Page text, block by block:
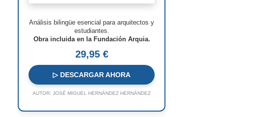
Richard Meier
Aldo Rossi
Jacques Herzog
Rem Koolhaas
Análisis bilingüe esencial para arquitectos y
estudiantes.
Obra incluida en la Fundación Arquia.
29,95 €
▷ DESCARGAR AHORA
AUTOR: JOSÉ MIGUEL HERNÁNDEZ HERNÁNDEZ